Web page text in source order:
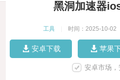
黑洞加速器
工具 时间：2025-10-02
安卓下载 苹果
安卓市场